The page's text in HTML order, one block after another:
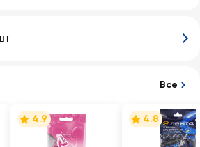
Все
4.9 4.8